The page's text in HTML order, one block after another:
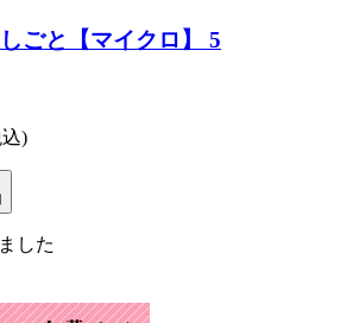
ごと【マイクロ】 5
)
した